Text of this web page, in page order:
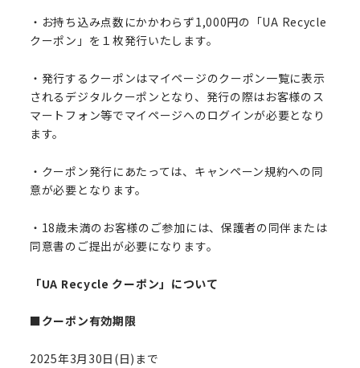
・お持ち込み点数にかかわらず1,000円の「UA Recycle
クーポン」を１枚発行いたします。
・発行するクーポンはマイページのクーポン一覧に表示
されるデジタルクーポンとなり、発行の際はお客様のス
マートフォン等でマイページへのログインが必要となり
ます。
・クーポン発行にあたっては、キャンペーン規約への同
意が必要となります。
・18歳未満のお客様のご参加には、保護者の同伴または
同意書のご提出が必要になります。
「UA Recycle クーポン」について
■クーポン有効期限
2025年3月30日(日)まで